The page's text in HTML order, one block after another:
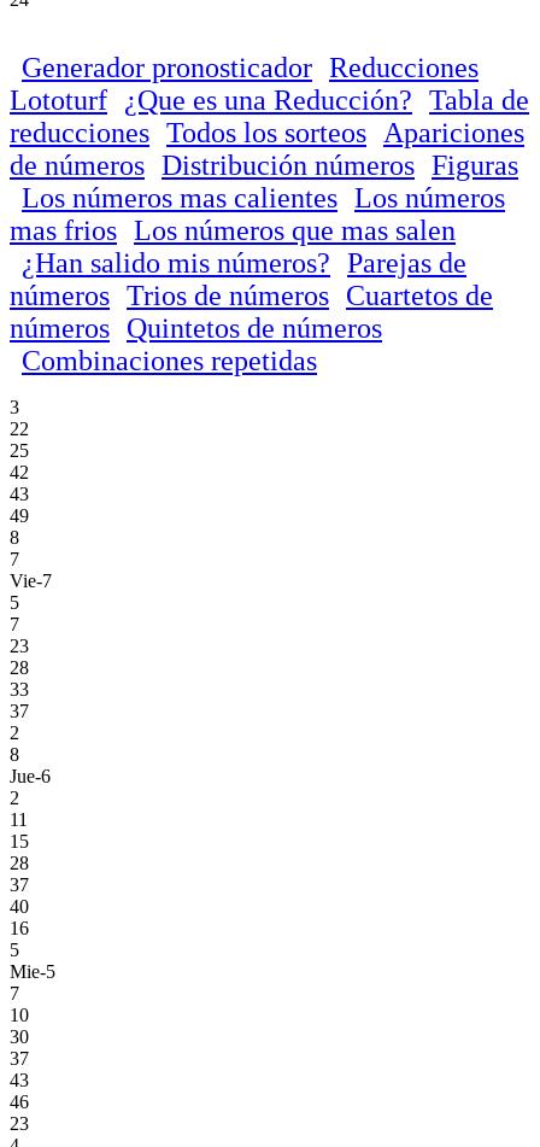
Generador pronosticador Reducciones
Lototurf
¿Que es una Reducción? Tabla de
reducciones Todos los sorteos
Apariciones
de números Distribución números Figuras
Los números mas calientes Los números
mas frios Los números que mas salen
¿Han salido mis números? Parejas de
números Trios de números Cuartetos de
números Quintetos de números
Combinaciones repetidas
3
22
25
42
43
49
8
7
Vie-7
5
7
23
28
33
37
2
8
Jue-6
2
11
15
28
37
40
16
5
Mie-5
7
10
30
37
43
46
23